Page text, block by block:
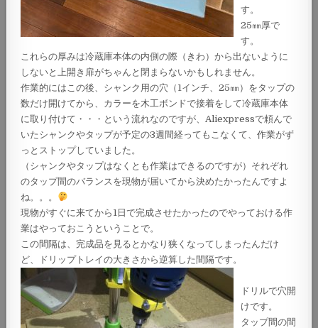
す。
25㎜厚で
す。
これらの厚みは冷蔵庫本体の内側の際（きわ）から出ないように
しないと上開き扉がちゃんと閉まらないかもしれません。
作業的にはこの後、シャンク用の穴（1インチ、25㎜）をタップの
数だけ開けてから、カラーを木工ボンドで接着をして冷蔵庫本体
に取り付けて・・・という流れなのですが、Aliexpressで頼んで
いたシャンクやタップが予定の3週間経ってもこなくて、作業がず
っとストップしていました。
（シャンクやタップはなくとも作業はできるのですが）それぞれ
のタップ間のバランスを現物が届いてから決めたかったんですよ
ね。。。
現物がすぐに来てから1日で完成させたかったのでやっておける作
業はやっておこうということで。
この間隔は、完成品を見るとかなり狭くなってしまったんだけ
ど、ドリップトレイの大きさから逆算した間隔です。
ドリルで穴開
けです。
タップ間の間